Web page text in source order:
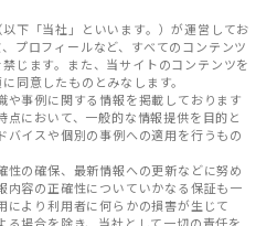
下「当社」といいます。）が運営してお
プロフィールなど、すべてのコンテンツ
じます。また、当サイトのコンテンツを
同意したものとみなします。
や事例に関する情報を掲載しております
において、一般的な情報提供を目的と
バイスや個別の事例への適用を行うもの
性の確保、最新情報への更新などに努め
内容の正確性についていかなる保証も一
により利用者に何らかの損害が生じて
る場合を除き、当社として一切の責任を